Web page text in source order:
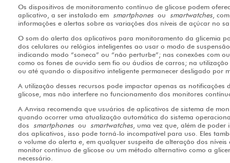
Os dispositivos de monitoramento contínuo de glicose podem
aplicativo, a ser instalado em smartphones ou smartwatches,
informações e alertas sobre as variações dos níveis de açúcar no
O som do alerta dos aplicativos para monitoramento da glicemia
dos celulares ou relógios inteligentes ao usar o modo de
indicando modo “soneca” ou “não perturbe”; nas conexões com
como os fones de ouvido sem fio ou áudios de carros; na
ou até quando o dispositivo inteligente permanecer desligado por
A utilização desses recursos pode impactar apenas as
glicose, mas não interfere no funcionamento dos monitores
A Anvisa recomenda que usuários de aplicativos de sistema de
quando ocorrer uma atualização automática do sistema
dos smartphones ou smartwatches, uma vez que, além de poder
dos aplicativos, isso pode torná-lo incompatível para uso. Eles
o volume do alerta e, em qualquer suspeita de alteração dos
monitor contínuo de glicose ou um método alternativo como a
necessário.